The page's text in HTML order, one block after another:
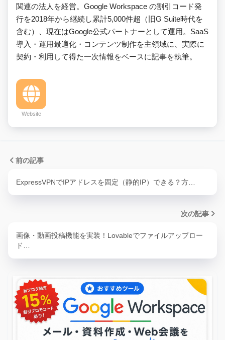
関連の法人を経営。Google Workspace の割引コード発
行を2018年から継続し累計5,000件超（旧G Suite時代を
含む）、現在はGoogle公式パートナーとして運用。SaaS
導入・運用最適化・コンテンツ制作を主領域に、実際に
契約・利用して得た一次情報をベースに記事を執筆。
Website
前の記事
ExpressVPNでIPアドレスを固定（静的IP）できる？方…
次の記事
画像・動画投稿機能を実装！Lovableでファイルアップロー
ド…